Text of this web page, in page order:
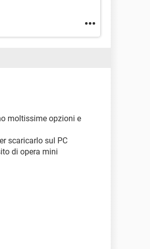
moltissime opzioni e
scaricarlo sul PC
di opera mini